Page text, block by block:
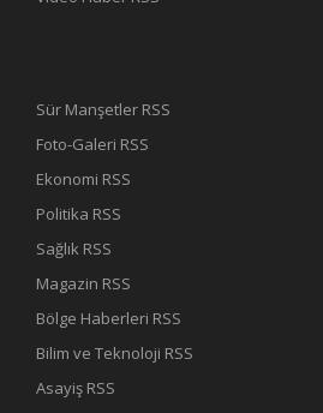
Sür Manşetler RSS
Foto-Galeri RSS
Ekonomi RSS
Politika RSS
Sağlık RSS
Magazin RSS
Bölge Haberleri RSS
Bilim ve Teknoloji RSS
Asayiş RSS